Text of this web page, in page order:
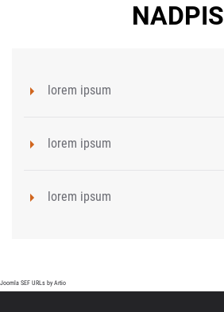
NADPIS
lorem ipsum
lorem ipsum
lorem ipsum
Joomla SEF URLs by Artio